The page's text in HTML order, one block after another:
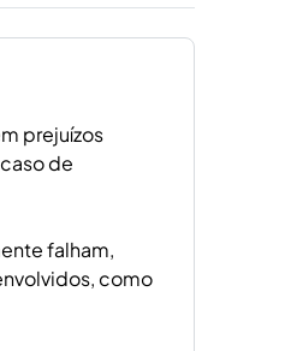
prejuízos
de
falham,
como